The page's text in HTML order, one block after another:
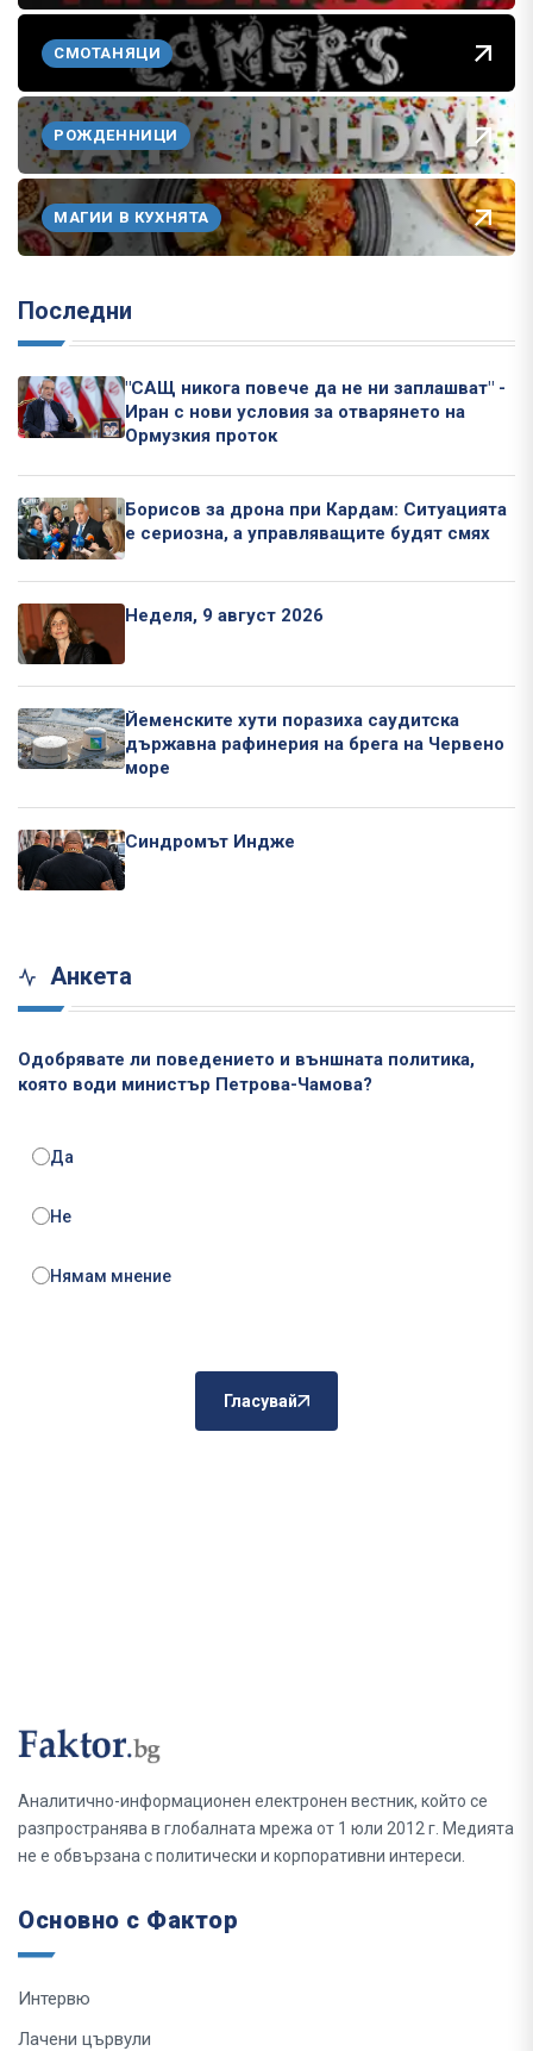
СМОТАНЯЦИ
РОЖДЕННИЦИ
МАГИИ В КУХНЯТА
Последни
"САЩ никога повече да не ни заплашват" -
Иран с нови условия за отварянето на
Ормузкия проток
Борисов за дрона при Кардам: Ситуацията
е сериозна, а управляващите будят смях
Неделя, 9 август 2026
Йеменските хути поразиха саудитска
държавна рафинерия на брега на Червено
море
Синдромът Индже
Анкета
Одобрявате ли поведението и външната политика,
която води министър Петрова-Чамова?
Да
Не
Нямам мнение
Гласувай
Аналитично-информационен електронен вестник, който се
разпространява в глобалната мрежа от 1 юли 2012 г. Медията
не е обвързана с политически и корпоративни интереси.
Основно с Фактор
Интервю
Лачени цървули